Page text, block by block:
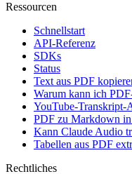
Ressourcen
Schnellstart
API-Referenz
SDKs
Status
Text aus PDF
Warum kann ich
YouTube-Transkript-
PDF zu Markdown
Kann Claude Audio
Tabellen aus PDF
Rechtliches